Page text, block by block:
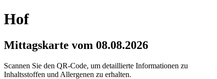
Hof
Mittagskarte vom 08.08.2026
Scannen Sie den QR-Code, um detaillierte Informationen zu
Inhaltsstoffen und Allergenen zu erhalten.